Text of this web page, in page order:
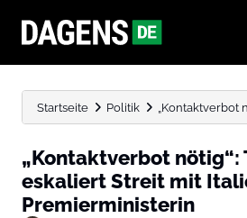
Startseite Politik „Kontaktverbot
„Kontaktverbot nötig“:
eskaliert Streit mit
Premierministerin